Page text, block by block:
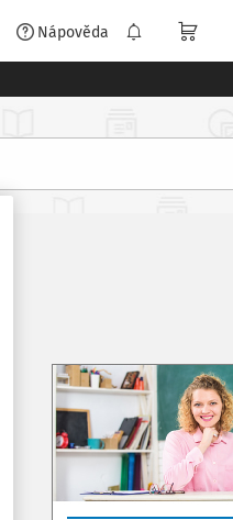
Nápověda